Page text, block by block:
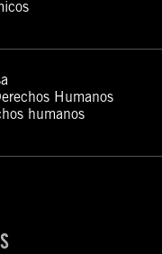
Humanos
humanos